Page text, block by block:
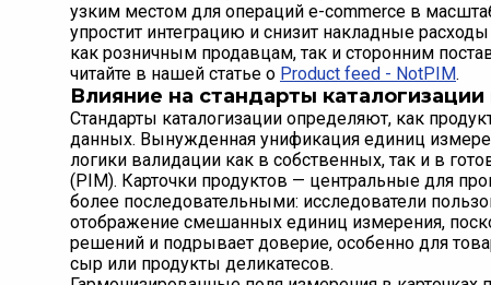
узким местом для операций e-commerce в
упростит интеграцию и снизит накладные
как розничным продавцам, так и сторонним
читайте в нашей статье о Product feed - NotPIM.
Влияние на стандарты
Стандарты каталогизации определяют, как
данных. Вынужденная унификация единиц
логики валидации как в собственных, так и в
(PIM). Карточки продуктов — центральные для
более последовательными: исследователи
отображение смешанных единиц измерения,
решений и подрывает доверие, особенно для
сыр или продукты деликатесов.